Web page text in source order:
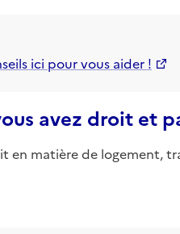
ici pour vous aider !
avez droit et
en matière de